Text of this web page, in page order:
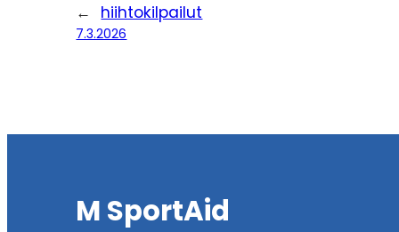
← hiihtokilpailut
7.3.2026
M SportAid